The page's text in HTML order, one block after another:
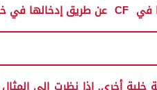
في CF عن طريق إدخالها في